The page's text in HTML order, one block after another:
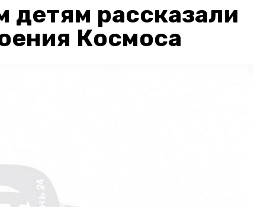
детям рассказали
Космоса